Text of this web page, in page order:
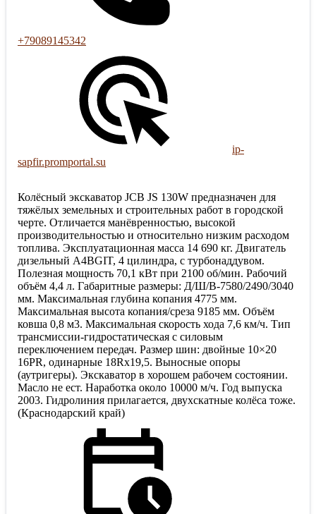
+79089145342
ip-
sapfir.promportal.su
Колёсный экскаватор JCB JS 130W предназначен для
тяжёлых земельных и строительных работ в городской
черте. Отличается манёвренностью, высокой
производительностью и относительно низким расходом
топлива. Эксплуатационная масса 14 690 кг. Двигатель
дизельный A4BGIT, 4 цилиндра, с турбонаддувом.
Полезная мощность 70,1 кВт при 2100 об/мин. Рабочий
объём 4,4 л. Габаритные размеры: Д/Ш/В-7580/2490/3040
мм. Максимальная глубина копания 4775 мм.
Максимальная высота копания/среза 9185 мм. Объём
ковша 0,8 м3. Максимальная скорость хода 7,6 км/ч. Тип
трансмиссии-гидростатическая с силовым
переключением передач. Размер шин: двойные 10×20
16PR, одинарные 18Rx19,5. Выносные опоры
(аутригеры). Экскаватор в хорошем рабочем состоянии.
Масло не ест. Наработка около 10000 м/ч. Год выпуска
2003. Гидролиния прилагается, двухскатные колёса тоже.
(Краснодарский край)